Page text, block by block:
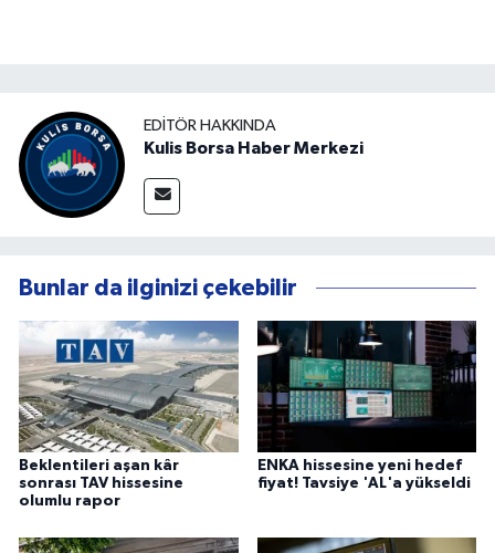
EDITÖR HAKKINDA
Kulis Borsa Haber Merkezi
Bunlar da ilginizi çekebilir
Beklentileri aşan kâr
sonrası TAV hissesine
olumlu rapor
ENKA hissesine yeni hedef
fiyat! Tavsiye 'AL'a yükseldi